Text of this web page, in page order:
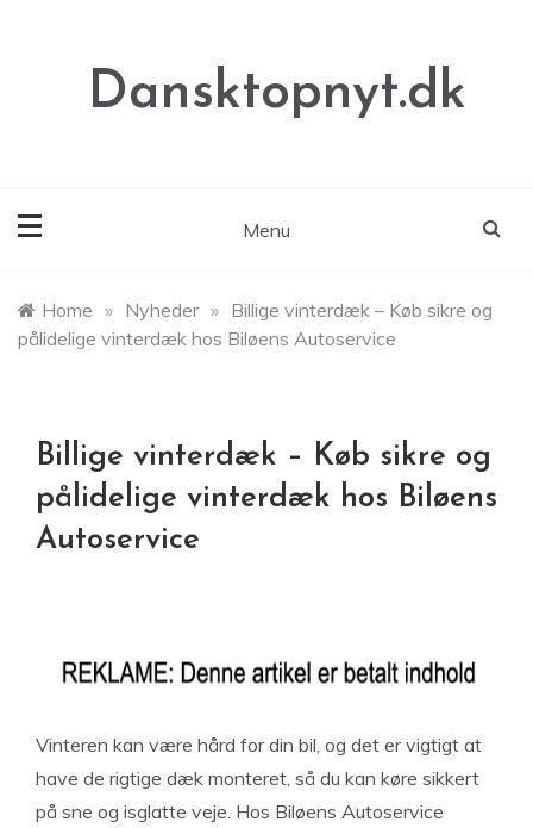
Dansktopnyt.dk
Menu
Home » Nyheder » Billige vinterdæk – Køb sikre og
pålidelige vinterdæk hos Biløens Autoservice
Billige vinterdæk – Køb sikre og
pålidelige vinterdæk hos Biløens
Autoservice
Vinteren kan være hård for din bil, og det er vigtigt at
have de rigtige dæk monteret, så du kan køre sikkert
på sne og isglatte veje. Hos Biløens Autoservice